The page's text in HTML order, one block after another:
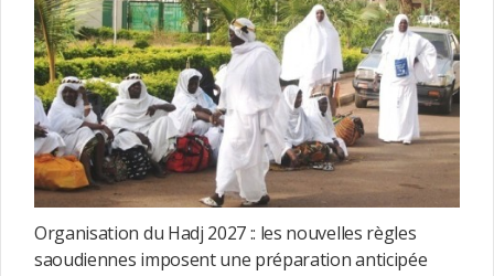
Organisation du Hadj 2027 :: les nouvelles règles
saoudiennes imposent une préparation anticipée